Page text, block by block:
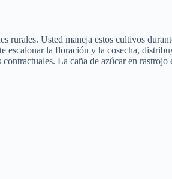
rurales. Usted maneja estos cultivos
escalonar la floración y la cosecha,
La caña de azúcar en rastrojo